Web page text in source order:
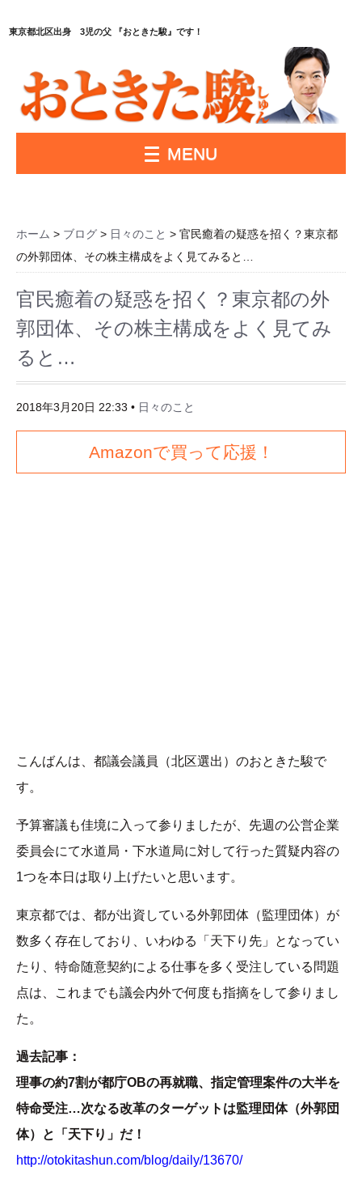
東京都北区出身 3児の父 『おときた駿』です！
MENU
ホーム > ブログ > 日々のこと > 官民癒着の疑惑を招く？東京都
の外郭団体、その株主構成をよく見てみると…
官民癒着の疑惑を招く？東京都の外
郭団体、その株主構成をよく見てみ
ると…
2018年3月20日 22:33 • 日々のこと
Amazonで買って応援！
こんばんは、都議会議員（北区選出）のおときた駿で
す。
予算審議も佳境に入って参りましたが、先週の公営企業
委員会にて水道局・下水道局に対して行った質疑内容の
1つを本日は取り上げたいと思います。
東京都では、都が出資している外郭団体（監理団体）が
数多く存在しており、いわゆる「天下り先」となってい
たり、特命随意契約による仕事を多く受注している問題
点は、これまでも議会内外で何度も指摘をして参りまし
た。
過去記事：
理事の約7割が都庁OBの再就職、指定管理案件の大半を
特命受注…次なる改革のターゲットは監理団体（外郭団
体）と「天下り」だ！
http://otokitashun.com/blog/daily/13670/